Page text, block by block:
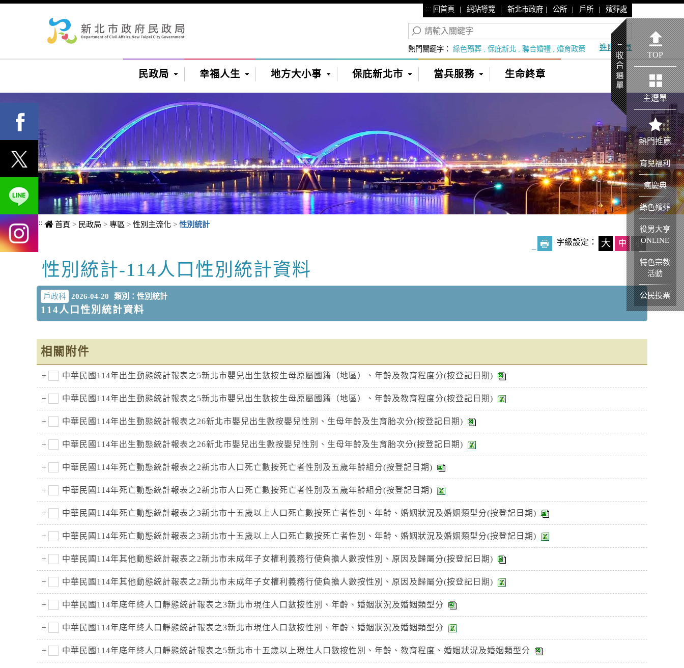
::: 回首頁 | 網站導覽 | 新北市政府 | 公所 | 戶所 | 殯葬處
熱門關鍵字： 綠色殯葬 保庇新北 聯合婚禮 婚育政策 進階搜尋
民政局 幸福人生 地方大小事 保庇新北市 當兵服務 生命終章
::: 首頁 > 民政局 > 專區 > 性別主流化 > 性別統計
字級設定： 大 中 小
中央內容區塊
性別統計-114人口性別統計資料
戶政科 2026-04-20 類別：性別統計
114人口性別統計資料
相關附件
中華民國114年出生動態統計報表之5新北市嬰兒出生數按生母原屬國籍（地區）、年齡及教育程度分(按登記日期)
中華民國114年出生動態統計報表之5新北市嬰兒出生數按生母原屬國籍（地區）、年齡及教育程度分(按登記日期)
中華民國114年出生動態統計報表之26新北市嬰兒出生數按嬰兒性別、生母年齡及生育胎次分(按登記日期)
中華民國114年出生動態統計報表之26新北市嬰兒出生數按嬰兒性別、生母年齡及生育胎次分(按登記日期)
中華民國114年死亡動態統計報表之2新北市人口死亡數按死亡者性別及五歲年齡組分(按登記日期)
中華民國114年死亡動態統計報表之2新北市人口死亡數按死亡者性別及五歲年齡組分(按登記日期)
中華民國114年死亡動態統計報表之3新北市十五歲以上人口死亡數按死亡者性別、年齡、婚姻狀況及婚姻類型分(按登記日期)
中華民國114年死亡動態統計報表之3新北市十五歲以上人口死亡數按死亡者性別、年齡、婚姻狀況及婚姻類型分(按登記日期)
中華民國114年其他動態統計報表之2新北市未成年子女權利義務行使負擔人數按性別、原因及歸屬分(按登記日期)
中華民國114年其他動態統計報表之2新北市未成年子女權利義務行使負擔人數按性別、原因及歸屬分(按登記日期)
中華民國114年底年終人口靜態統計報表之3新北市現住人口數按性別、年齡、婚姻狀況及婚姻類型分
中華民國114年底年終人口靜態統計報表之3新北市現住人口數按性別、年齡、婚姻狀況及婚姻類型分
中華民國114年底年終人口靜態統計報表之5新北市十五歲以上現住人口數按性別、年齡、教育程度、婚姻狀況及婚姻類型分
TOP
主選單
熱門推薦
育兒福利
瘋慶典
綠色殯葬
役男大亨
ONLINE
特色宗教
活動
公民投票